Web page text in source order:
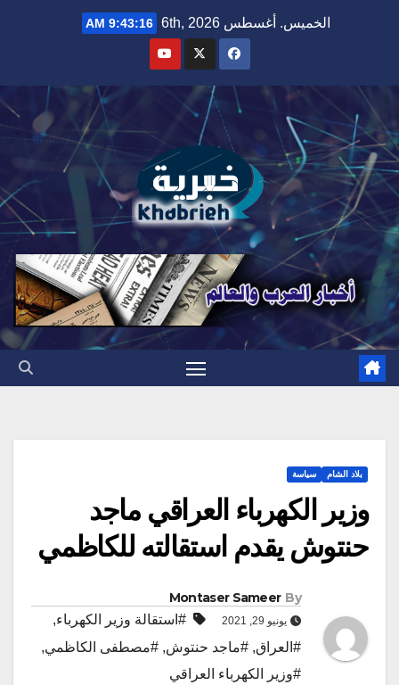
الخميس. أغسطس 6th, 2026 9:43:18 AM
بلاد الشام سياسة
وزير الكهرباء العراقي ماجد
حنتوش يقدم استقالته للكاظمي
By
Montaser Sameer
يونيو 29, 2021 #استقالة وزير الكهرباء,
#العراق, #ماجد حنتوش, #مصطفى الكاظمي,
#وزير الكهرباء العراقي